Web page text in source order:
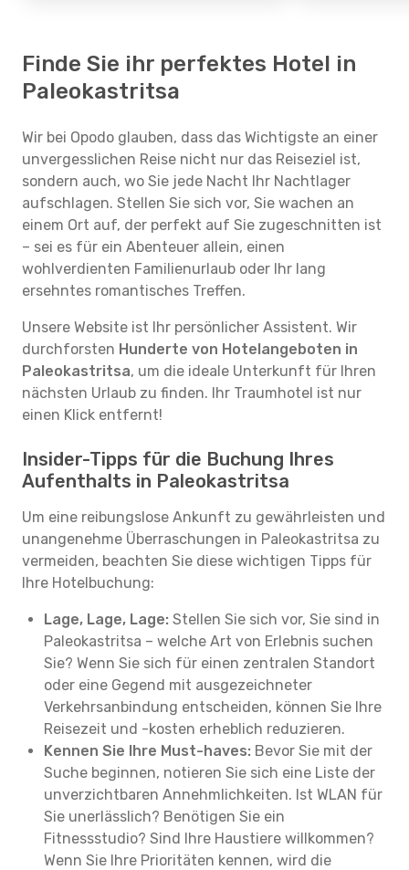
Finde Sie ihr perfektes Hotel in
Paleokastritsa
Wir bei Opodo glauben, dass das Wichtigste an einer
unvergesslichen Reise nicht nur das Reiseziel ist,
sondern auch, wo Sie jede Nacht Ihr Nachtlager
aufschlagen. Stellen Sie sich vor, Sie wachen an
einem Ort auf, der perfekt auf Sie zugeschnitten ist
– sei es für ein Abenteuer allein, einen
wohlverdienten Familienurlaub oder Ihr lang
ersehntes romantisches Treffen.
Unsere Website ist Ihr persönlicher Assistent. Wir
durchforsten Hunderte von Hotelangeboten in
Paleokastritsa, um die ideale Unterkunft für Ihren
nächsten Urlaub zu finden. Ihr Traumhotel ist nur
einen Klick entfernt!
Insider-Tipps für die Buchung Ihres
Aufenthalts in Paleokastritsa
Um eine reibungslose Ankunft zu gewährleisten und
unangenehme Überraschungen in Paleokastritsa zu
vermeiden, beachten Sie diese wichtigen Tipps für
Ihre Hotelbuchung:
Lage, Lage, Lage: Stellen Sie sich vor, Sie sind in
Paleokastritsa – welche Art von Erlebnis suchen
Sie? Wenn Sie sich für einen zentralen Standort
oder eine Gegend mit ausgezeichneter
Verkehrsanbindung entscheiden, können Sie Ihre
Reisezeit und -kosten erheblich reduzieren.
Kennen Sie Ihre Must-haves: Bevor Sie mit der
Suche beginnen, notieren Sie sich eine Liste der
unverzichtbaren Annehmlichkeiten. Ist WLAN für
Sie unerlässlich? Benötigen Sie ein
Fitnessstudio? Sind Ihre Haustiere willkommen?
Wenn Sie Ihre Prioritäten kennen, wird die